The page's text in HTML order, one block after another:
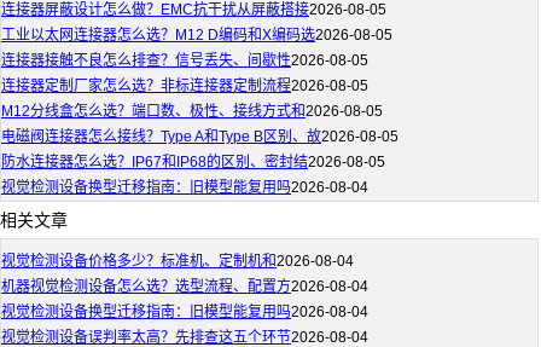
连接器屏蔽设计怎么做？EMC抗干扰从屏蔽搭接2026-08-05
工业以太网连接器怎么选？M12 D编码和X编码选2026-08-05
连接器接触不良怎么排查？信号丢失、间歇性2026-08-05
连接器定制厂家怎么选？非标连接器定制流程2026-08-05
M12分线盒怎么选？端口数、极性、接线方式和2026-08-05
电磁阀连接器怎么接线？Type A和Type B区别、故2026-08-05
防水连接器怎么选？IP67和IP68的区别、密封结2026-08-05
视觉检测设备换型迁移指南：旧模型能复用吗2026-08-04
相关文章
视觉检测设备价格多少？标准机、定制机和2026-08-04
机器视觉检测设备怎么选？选型流程、配置方2026-08-04
视觉检测设备换型迁移指南：旧模型能复用吗2026-08-04
视觉检测设备误判率太高？先排查这五个环节2026-08-04